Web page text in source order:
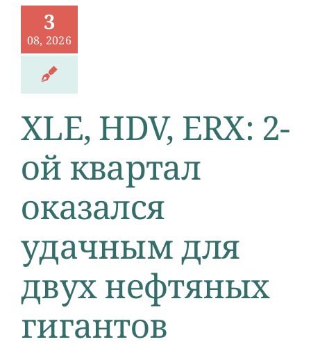
3
08, 2026
XLE, HDV, ERX: 2-
ой квартал
оказался
удачным для
двух нефтяных
гигантов